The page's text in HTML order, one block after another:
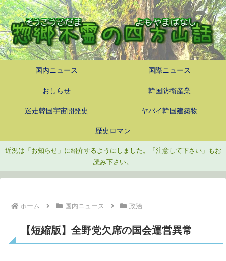
国内ニュース 国際ニュース
おしらせ 韓国防衛産業
迷走韓国宇宙開発史 ヤバイ韓国建築物
歴史ロマン
近況は「お知らせ」に紹介するようにしました。「注意して下さい」もお
読み下さい。
ホーム 国内ニュース 政治
【短縮版】全野党欠席の国会運営異常